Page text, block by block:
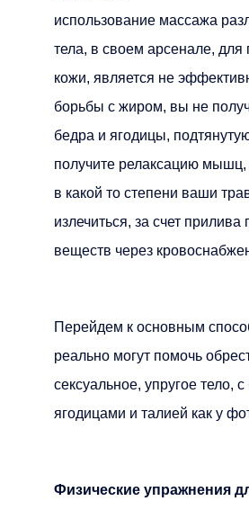
использование массажа
тела, в своем арсенале, для
кожи, является не
борьбы с жиром, вы не
бедра и ягодицы,
получите релаксацию мышц,
в какой то степени ваши
излечиться, за счет прилива
веществ через
Перейдем к основным
реально могут помочь
сексуальное, упругое тело,
ягодицами и талией как у
Физические упражнения